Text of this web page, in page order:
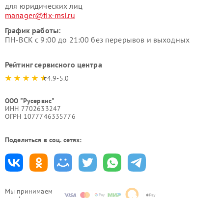
Мы принимаем
для юридических лиц
manager@fix-msi.ru
График работы:
ПН-ВСК с 9:00 до 21:00 без перерывов и выходных
Рейтинг сервисного центра
4.9-5.0
ООО "Русервис"
ИНН 7702633247
ОГРН 1077746335776
Поделиться в соц. сетях: